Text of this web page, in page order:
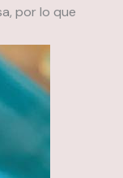
por lo que